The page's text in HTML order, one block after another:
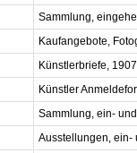
Sammlung,
Kaufangebote,
Künstlerbriefe,
Künstler
Sammlung, ein-
Ausstellungen, ein-